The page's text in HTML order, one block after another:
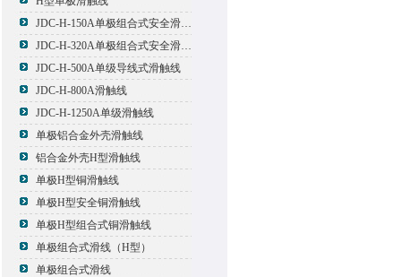
JDC-H-150A单极组合式安全滑触线
JDC-H-320A单极组合式安全滑触线
JDC-H-500A单级导线式滑触线
JDC-H-800A滑触线
JDC-H-1250A单级滑触线
单极铝合金外壳滑触线
铝合金外壳H型滑触线
单极H型铜滑触线
单极H型安全铜滑触线
单极H型组合式铜滑触线
单极组合式滑线（H型）
单极组合式滑线